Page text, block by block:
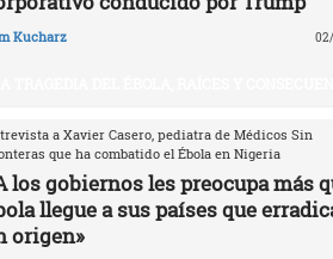
Kucharz
a Xavier Casero, pediatra de Médicos Sin
que ha combatido el Ébola en Nigeria
los gobiernos les preocupa más
llegue a sus países que
origen»